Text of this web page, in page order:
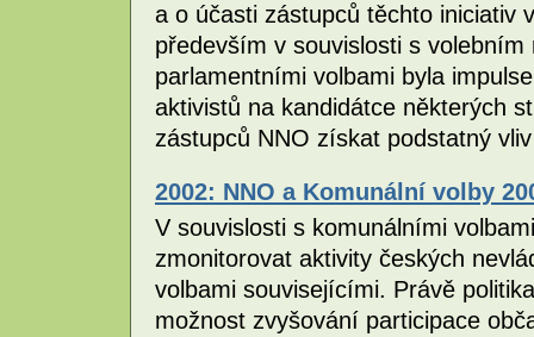
a o účasti zástupců těchto iniciativ
především v souvislosti s
parlamentními volbami byla
aktivistů na kandidátce některých
zástupců NNO získat podstatný
2002: NNO a Komunální volby
V souvislosti s komunálními
zmonitorovat aktivity českých
volbami souvisejícími. Právě
možnost zvyšování participace